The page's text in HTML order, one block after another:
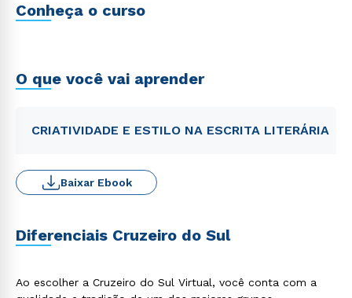
Conheça o curso
O que você vai aprender
CRIATIVIDADE E ESTILO NA ESCRITA LITERÁRIA
Baixar Ebook
Diferenciais Cruzeiro do Sul
Ao escolher a Cruzeiro do Sul Virtual, você conta com a